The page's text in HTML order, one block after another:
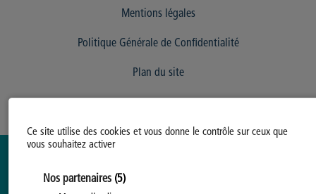
Ce site utilise des cookies et vous donne le contrôle sur ceux que
vous souhaitez activer
Nos partenaires (5)
Mentions légales
Politique Générale de Confidentialité
Plan du site